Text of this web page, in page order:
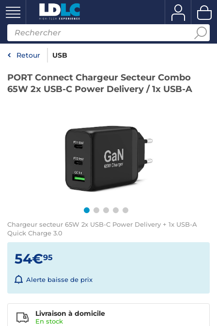
Retour USB
PORT Connect Chargeur Secteur Combo
65W 2x USB-C Power Delivery / 1x USB-A
Chargeur secteur 65W 2x USB-C Power Delivery + 1x USB-A
Quick Charge 3.0
54€95
Alerte baisse de prix
Livraison à domicile
En stock